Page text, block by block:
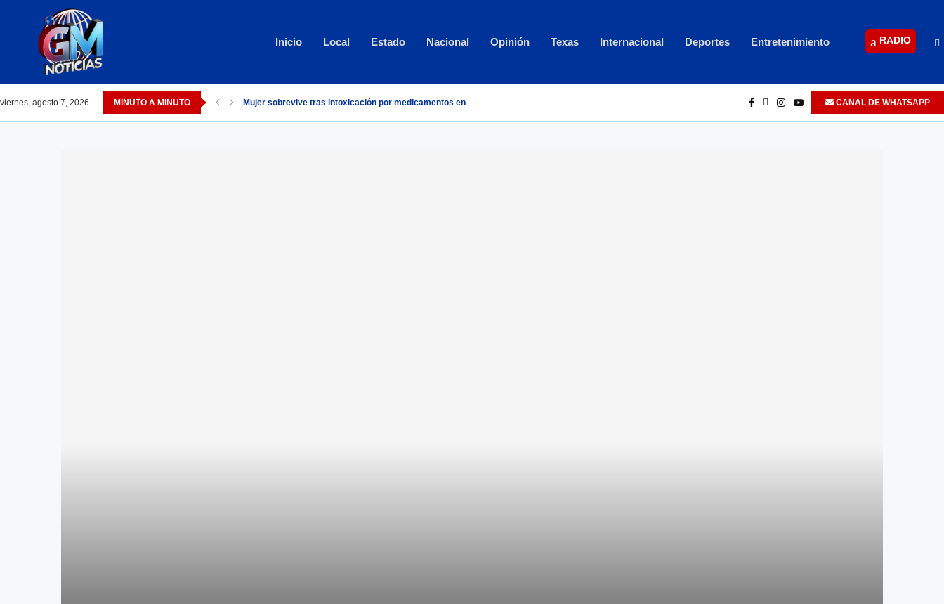
Inicio Local Estado Nacional Opinión Texas Internacional Deportes Entretenimiento RADIO
viernes, agosto 7, 2026 MINUTO A MINUTO Mujer sobrevive tras intoxicación por medicamentos en Los Espejos CANAL DE WHATSAPP